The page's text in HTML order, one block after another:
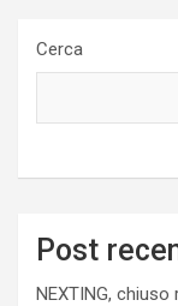
Cerca
Post
NEXTING,